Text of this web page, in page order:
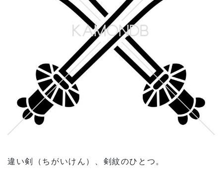
違い剣（ちがいけん）、剣紋のひとつ。